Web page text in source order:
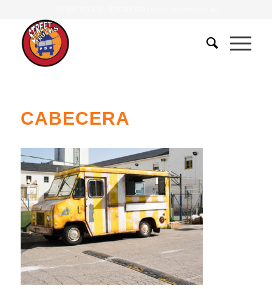
CABECERA